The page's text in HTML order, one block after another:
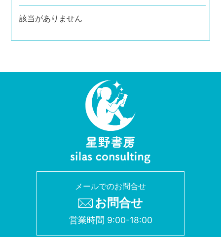
該当がありません
メールでのお問合せ
お問合せ
営業時間 9:00-18:00